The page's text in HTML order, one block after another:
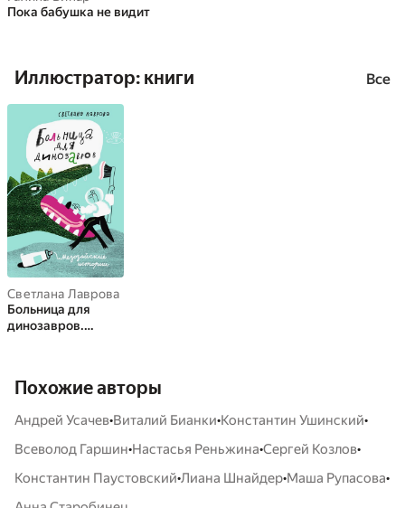
Пока бабушка не видит
Иллюстратор: книги Все
Светлана Лаврова
Больница для
динозавров.
Похожие авторы
Андрей Усачев•Виталий Бианки•Константин Ушинский•
Всеволод Гаршин•Настасья Реньжина•Сергей Козлов•
Константин Паустовский•Лиана Шнайдер•Маша Рупасова•